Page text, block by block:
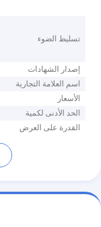
تسليط الضوء
إصدار الشهادات
اسم العلامة التجارية
الأسعار
الحد الأدنى لكمية
القدرة على العرض